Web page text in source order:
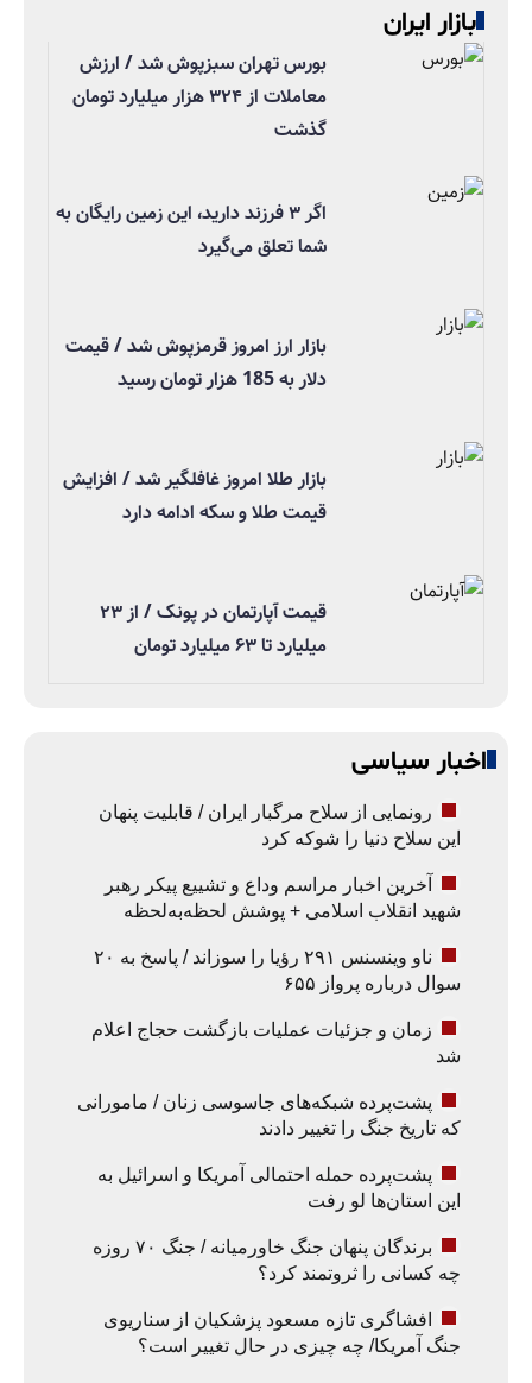
بازار ایران
بورس تهران سبزپوش شد / ارزش
معاملات از ۳۲۴ هزار میلیارد تومان
گذشت
اگر ۳ فرزند دارید، این زمین رایگان به
شما تعلق می‌گیرد
بازار ارز امروز قرمزپوش شد / قیمت
دلار به 185 هزار تومان رسید
بازار طلا امروز غافلگیر شد / افزایش
قیمت طلا و سکه ادامه دارد
قیمت آپارتمان در پونک / از ۲۳
میلیارد تا ۶۳ میلیارد تومان
اخبار سیاسی
رونمایی از سلاح مرگبار ایران / قابلیت پنهان
این سلاح دنیا را شوکه کرد
آخرین اخبار مراسم وداع و تشییع پیکر رهبر
شهید انقلاب اسلامی + پوشش لحظه‌به‌لحظه
ناو وینسنس ۲۹۱ رؤیا را سوزاند / پاسخ به ۲۰
سوال درباره پرواز ۶۵۵
زمان و جزئیات عملیات بازگشت حجاج اعلام
شد
پشت‌پرده شبکه‌های جاسوسی زنان / مامورانی
که تاریخ جنگ را تغییر دادند
پشت‌پرده حمله احتمالی آمریکا و اسرائیل به
این استان‌ها لو رفت
برندگان پنهان جنگ خاورمیانه / جنگ ۷۰ روزه
چه کسانی را ثروتمند کرد؟
افشاگری تازه مسعود پزشکیان از سناریوی
جنگ آمریکا/ چه چیزی در حال تغییر است؟